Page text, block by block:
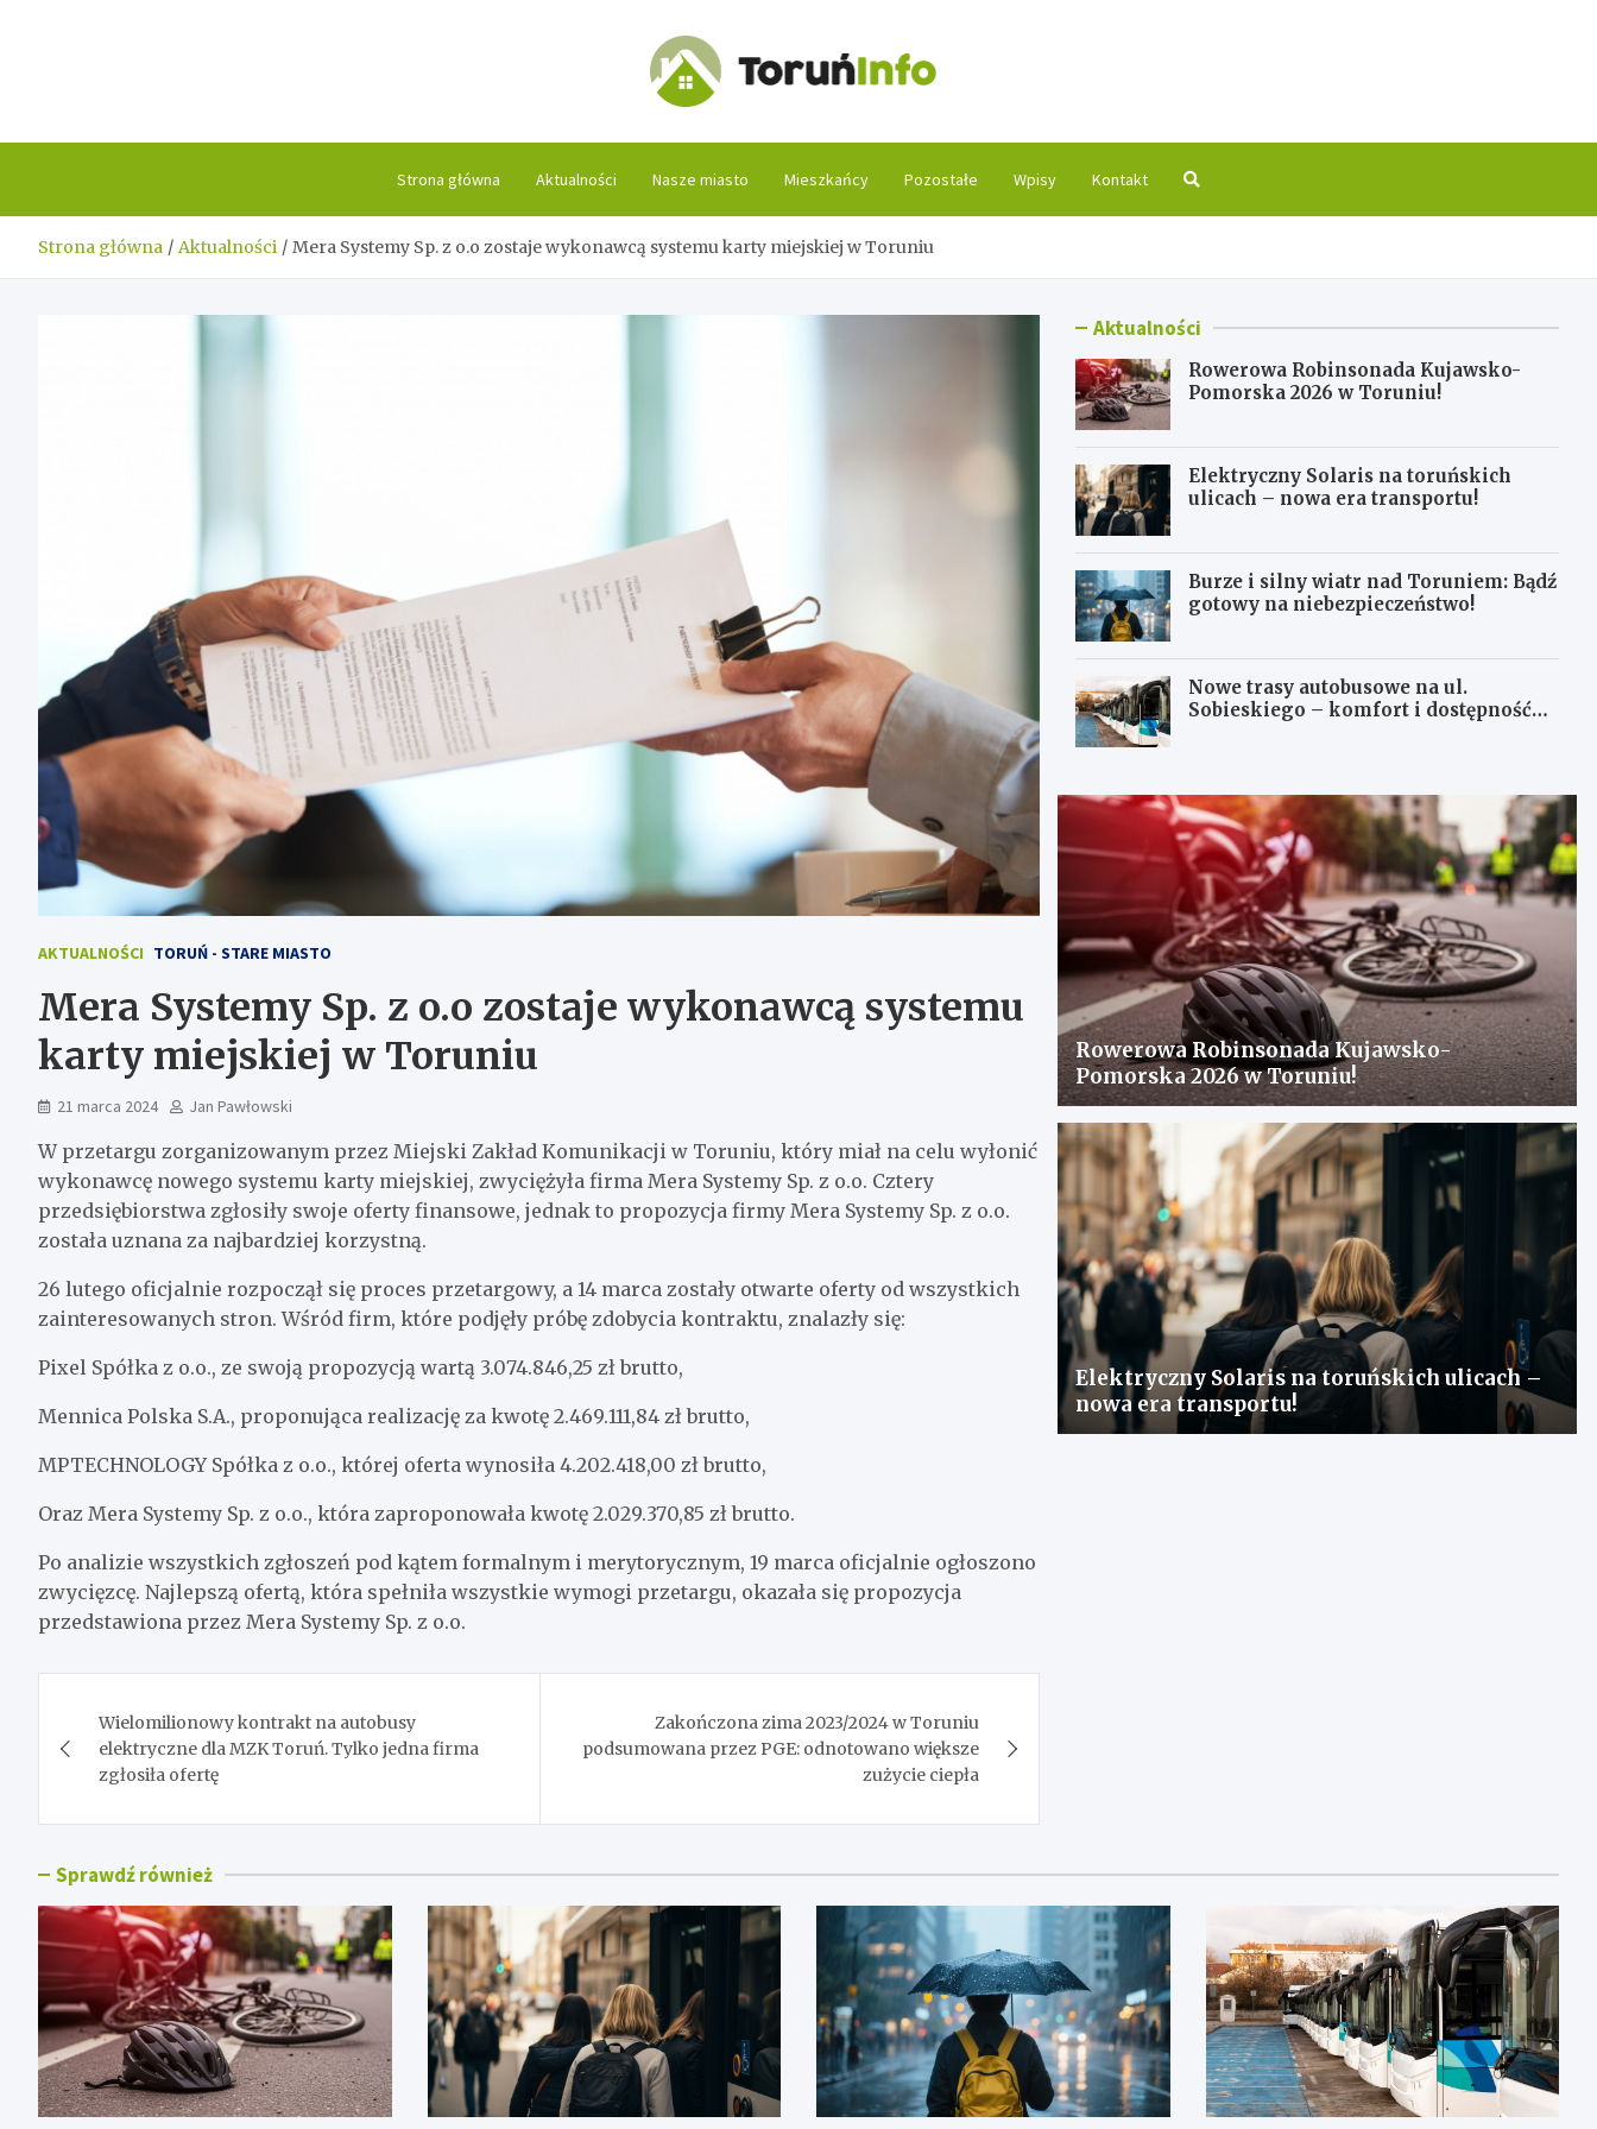
Strona główna Aktualności Nasze miasto Mieszkańcy Pozostałe Wpisy Kontakt
Strona główna Aktualności Mera Systemy Sp. z o.o zostaje wykonawcą systemu karty miejskiej w Toruniu
AKTUALNOŚCI TORUŃ - STARE MIASTO
Mera Systemy Sp. z o.o zostaje wykonawcą systemu
karty miejskiej w Toruniu
21 marca 2024 Jan Pawłowski
W przetargu zorganizowanym przez Miejski Zakład Komunikacji w Toruniu, który miał na celu wyłonić
wykonawcę nowego systemu karty miejskiej, zwyciężyła firma Mera Systemy Sp. z o.o. Cztery
przedsiębiorstwa zgłosiły swoje oferty finansowe, jednak to propozycja firmy Mera Systemy Sp. z o.o.
została uznana za najbardziej korzystną.
26 lutego oficjalnie rozpoczął się proces przetargowy, a 14 marca zostały otwarte oferty od wszystkich
zainteresowanych stron. Wśród firm, które podjęły próbę zdobycia kontraktu, znalazły się:
Pixel Spółka z o.o., ze swoją propozycją wartą 3.074.846,25 zł brutto,
Mennica Polska S.A., proponująca realizację za kwotę 2.469.111,84 zł brutto,
MPTECHNOLOGY Spółka z o.o., której oferta wynosiła 4.202.418,00 zł brutto,
Oraz Mera Systemy Sp. z o.o., która zaproponowała kwotę 2.029.370,85 zł brutto.
Po analizie wszystkich zgłoszeń pod kątem formalnym i merytorycznym, 19 marca oficjalnie ogłoszono
zwycięzcę. Najlepszą ofertą, która spełniła wszystkie wymogi przetargu, okazała się propozycja
przedstawiona przez Mera Systemy Sp. z o.o.
wpisu
Wielomilionowy kontrakt na autobusy
elektryczne dla MZK Toruń. Tylko jedna firma
zgłosiła ofertę
Zakończona zima 2023/2024 w Toruniu
podsumowana przez PGE: odnotowano większe
zużycie ciepła
Aktualności
Rowerowa Robinsonada Kujawsko-
Pomorska 2026 w Toruniu!
Elektryczny Solaris na toruńskich
ulicach – nowa era transportu!
Burze i silny wiatr nad Toruniem: Bądź
gotowy na niebezpieczeństwo!
Nowe trasy autobusowe na ul.
Sobieskiego – komfort i dostępność
Rowerowa Robinsonada Kujawsko-
Pomorska 2026 w Toruniu!
Elektryczny Solaris na toruńskich ulicach –
nowa era transportu!
Sprawdź również